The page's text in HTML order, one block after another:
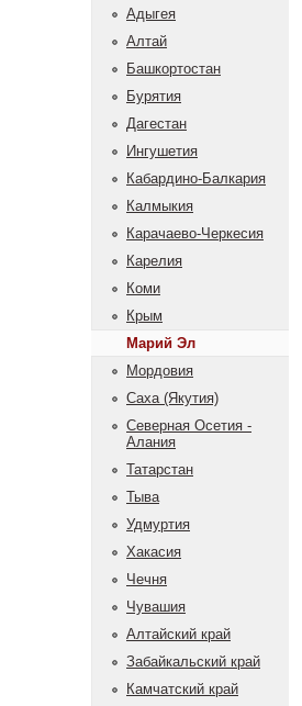
Адыгея
Алтай
Башкортостан
Бурятия
Дагестан
Ингушетия
Кабардино-Балкария
Калмыкия
Карачаево-Черкесия
Карелия
Коми
Крым
Марий Эл
Мордовия
Саха (Якутия)
Северная Осетия -
Алания
Татарстан
Тыва
Удмуртия
Хакасия
Чечня
Чувашия
Алтайский край
Забайкальский край
Камчатский край